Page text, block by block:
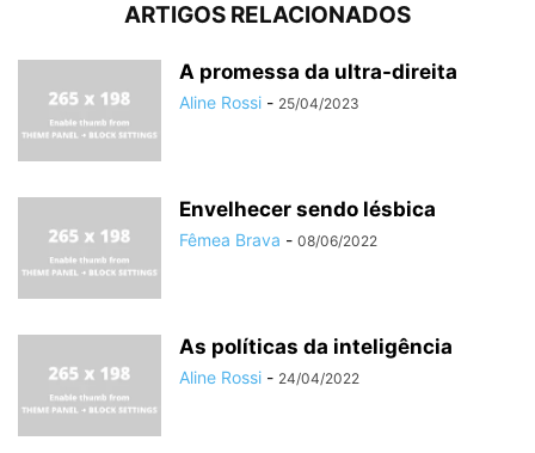
ARTIGOS RELACIONADOS
A promessa da ultra-direita
Aline Rossi - 25/04/2023
Envelhecer sendo lésbica
Fêmea Brava - 08/06/2022
As políticas da inteligência
Aline Rossi - 24/04/2022